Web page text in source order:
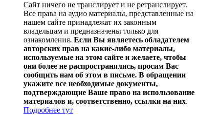
Сайт ничего не транслирует и не ретранслирует.
Все права на аудио материалы, представленные на
нашем сайте принадлежат их законным
владельцам и предназначены только для
ознакомления. Если Вы являетесь обладателем
авторских прав на какие-либо материалы,
используемые на этом сайте и желаете, чтобы
они более не распространялись, просим Вас
сообщить нам об этом в письме. В обращении
укажите все необходимые документы,
подтверждающие Ваше право на использование
материалов и, соответственно, ссылки на них.
Подробнее тут